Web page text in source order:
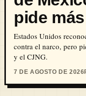
pide
Estados Unidos
contra el narco, pero
y el CJNG.
7 DE AGOSTO DE 2026